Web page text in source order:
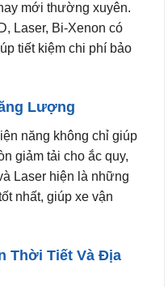
mới thường xuyên.
Laser, Bi-Xenon có
tiết kiệm chi phí bảo
Lượng
năng không chỉ giúp
giảm tải cho ắc quy,
Laser hiện là những
nhất, giúp xe vận
Thời Tiết Và Địa